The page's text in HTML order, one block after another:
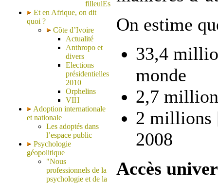
filleulEs
Et en Afrique, on dit
quoi ?
Côte d’Ivoire
Actualité
Anthropo et
divers
Elections
présidentielles
2010
Orphelins
VIH
Adoption internationale
et nationale
Les adoptés dans
l’espace public
Psychologie
géopolitique
"Nous
professionnels de la
psychologie et de la
On estime
33,4
monde
2,7
2 millions
2008
Accès